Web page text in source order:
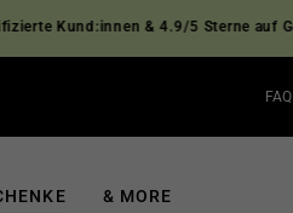
& 4.9/5 Sterne auf Google ⭐
FAQ
& MORE